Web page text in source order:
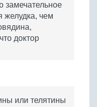
замечательное
желудка, чем
доктор
или телятины